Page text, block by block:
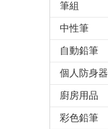
筆組
中性筆
自動鉛筆
個人防身器
廚房用品
彩色鉛筆